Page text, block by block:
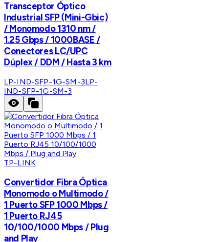
Transceptor Óptico
Industrial SFP (Mini-Gbic)
/ Monomodo 1310 nm /
1.25 Gbps / 1000BASE /
Conectores LC/UPC
Dúplex / DDM / Hasta 3 km
LP-IND-SFP-1G-SM-3LP-
IND-SFP-1G-SM-3
TP-LINK
Convertidor Fibra Óptica
Monomodo o Multimodo /
1 Puerto SFP 1000 Mbps /
1 Puerto RJ45
10/100/1000 Mbps / Plug
and Play